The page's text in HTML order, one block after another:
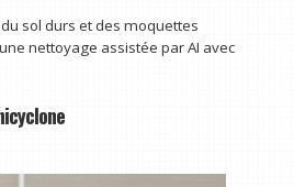
sol durs et des moquettes
nettoyage assistée par AI avec